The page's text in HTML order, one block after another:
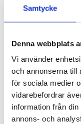
Samtycke
Denna webbplats
Vi använder
och annonserna till
för sociala medier
vidarebefordrar
information från
annons- och
33 380,00KR